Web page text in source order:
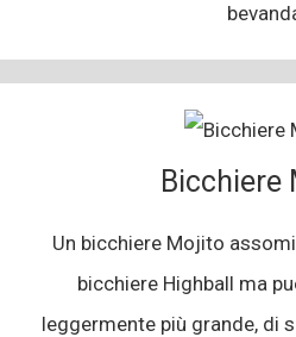
Bicchiere
Un bicchiere Mojito
bicchiere Highball ma
leggermente più grande, di